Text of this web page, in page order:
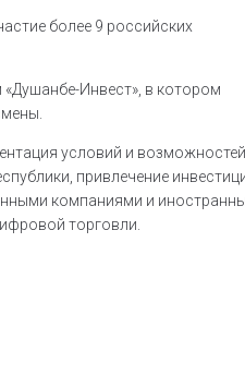
более 9 российских
Инвест», в котором
условий и возможностей
привлечение
компаниями и
торговли.